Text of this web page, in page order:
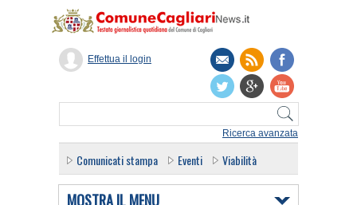
Ricerca avanzata
Effettua il login
Comunicati stampa Eventi Viabilità
MOSTRA IL MENU